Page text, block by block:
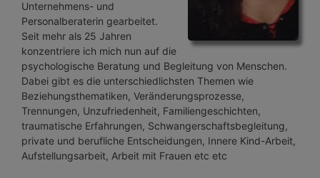
Unternehmens- und
Personalberaterin gearbeitet.
Seit mehr als 25 Jahren
konzentriere ich mich nun auf die
psychologische Beratung und Begleitung von Menschen.
Dabei gibt es die unterschiedlichsten Themen wie
Beziehungsthematiken, Veränderungsprozesse,
Trennungen, Unzufriedenheit, Familiengeschichten,
traumatische Erfahrungen, Schwangerschaftsbegleitung,
private und berufliche Entscheidungen, Innere Kind-Arbeit,
Aufstellungsarbeit, Arbeit mit Frauen etc etc